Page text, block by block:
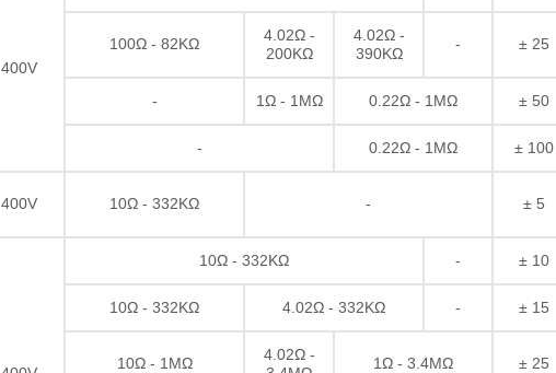
400V
100Ω - 82KΩ
4.02Ω -
200KΩ
4.02Ω -
390KΩ
- ± 25
- 1Ω - 1MΩ 0.22Ω - 1MΩ ± 50
- 0.22Ω - 1MΩ ± 100
400V 10Ω - 332KΩ - ± 5
10Ω - 332KΩ - ± 10
10Ω - 332KΩ 4.02Ω - 332KΩ - ± 15
10Ω - 1MΩ
4.02Ω -
1Ω - 3.4MΩ ± 25